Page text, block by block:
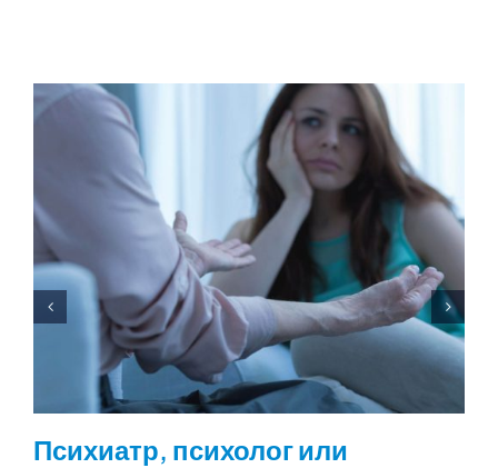
Психиатр, психолог или